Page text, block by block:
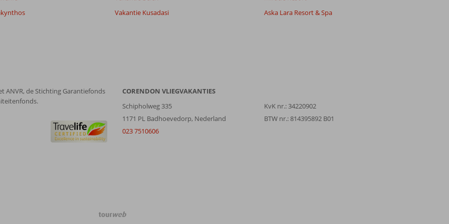
Vakantie Kusadasi
Aska Lara Resort & Spa
ANVR, de Stichting Garantiefonds
CORENDON VLIEGVAKANTIES
Schipholweg 335
1171 PL Badhoevedorp, Nederland
023 7510606
KvK nr.: 34220902
BTW nr.: 814395892 B01
TourWeb